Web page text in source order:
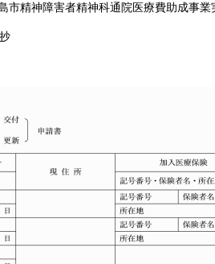
市精神障害者精神科通院医療費助成事
抄